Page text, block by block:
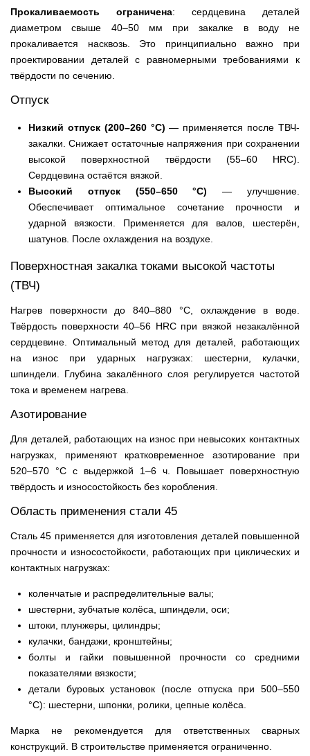
Прокаливаемость ограничена: сердцевина деталей
диаметром свыше 40–50 мм при закалке в воду не
прокаливается насквозь. Это принципиально важно при
проектировании деталей с равномерными требованиями к
твёрдости по сечению.
Отпуск
Низкий отпуск (200–260 °C) — применяется после ТВЧ-
закалки. Снижает остаточные напряжения при сохранении
высокой поверхностной твёрдости (55–60 HRC).
Сердцевина остаётся вязкой.
Высокий отпуск (550–650 °C) — улучшение.
Обеспечивает оптимальное сочетание прочности и
ударной вязкости. Применяется для валов, шестерён,
шатунов. После охлаждения на воздухе.
Поверхностная закалка токами высокой частоты
(ТВЧ)
Нагрев поверхности до 840–880 °C, охлаждение в воде.
Твёрдость поверхности 40–56 HRC при вязкой незакалённой
сердцевине. Оптимальный метод для деталей, работающих
на износ при ударных нагрузках: шестерни, кулачки,
шпиндели. Глубина закалённого слоя регулируется частотой
тока и временем нагрева.
Азотирование
Для деталей, работающих на износ при невысоких контактных
нагрузках, применяют кратковременное азотирование при
520–570 °C с выдержкой 1–6 ч. Повышает поверхностную
твёрдость и износостойкость без коробления.
Область применения стали 45
Сталь 45 применяется для изготовления деталей повышенной
прочности и износостойкости, работающих при циклических и
контактных нагрузках:
коленчатые и распределительные валы;
шестерни, зубчатые колёса, шпиндели, оси;
штоки, плунжеры, цилиндры;
кулачки, бандажи, кронштейны;
болты и гайки повышенной прочности со средними
показателями вязкости;
детали буровых установок (после отпуска при 500–550
°C): шестерни, шпонки, ролики, цепные колёса.
Марка не рекомендуется для ответственных сварных
конструкций. В строительстве применяется ограниченно.